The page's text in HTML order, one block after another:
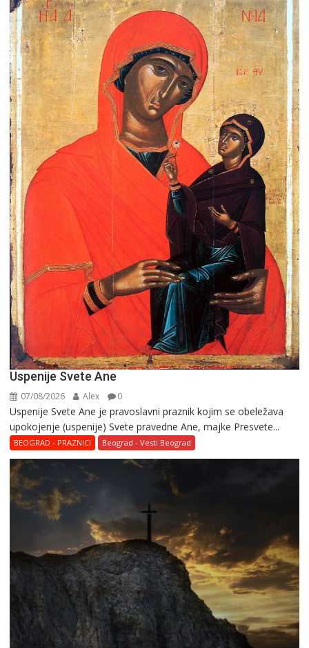
Uspenije Svete Ane
07/08/2026 Alex 0
Uspenije Svete Ane je pravoslavni praznik kojim se obeležava
upokojenje (uspenije) Svete pravedne Ane, majke Presvete...
BEOGRAD - PRAZNICI Beograd - Vesti Beograd